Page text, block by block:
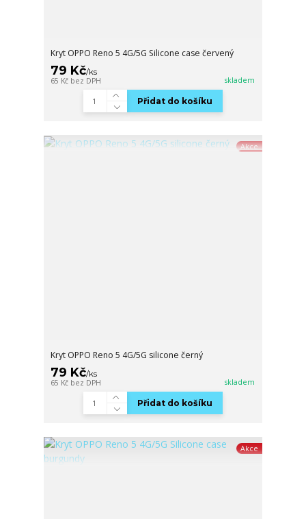
Kryt OPPO Reno 5 4G/5G Silicone case červený
79 Kč/ks
65 Kč bez DPH skladem
Přidat do košíku
Akce
Kryt OPPO Reno 5 4G/5G silicone černý
79 Kč/ks
65 Kč bez DPH skladem
Přidat do košíku
Akce